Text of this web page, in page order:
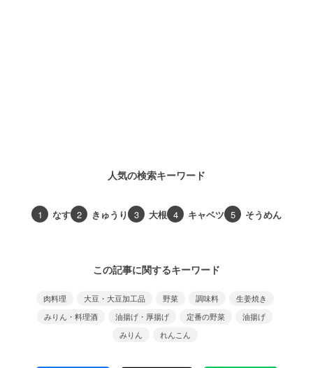
人気の検索キーワード
1 なす 2 きゅうり 3 大根 4 キャベツ 5 そうめん
この記事に関するキーワード
肉料理 大豆・大豆加工品 野菜 調味料
生姜焼き
みりん・料理酒
油揚げ・厚揚げ 定番の野菜
油揚げ
みりん
れんこん